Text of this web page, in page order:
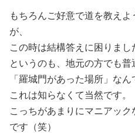
もちろんご好意で道を教え
が、
この時は結構答えに困りまし
というのも、地元の方でも普
「羅城門があった場所」なん
これは知らなくて当然です。
こっちがあまりにマニアッ
です（笑）